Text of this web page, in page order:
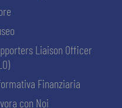
Liaison Officer
Finanziaria
con Noi